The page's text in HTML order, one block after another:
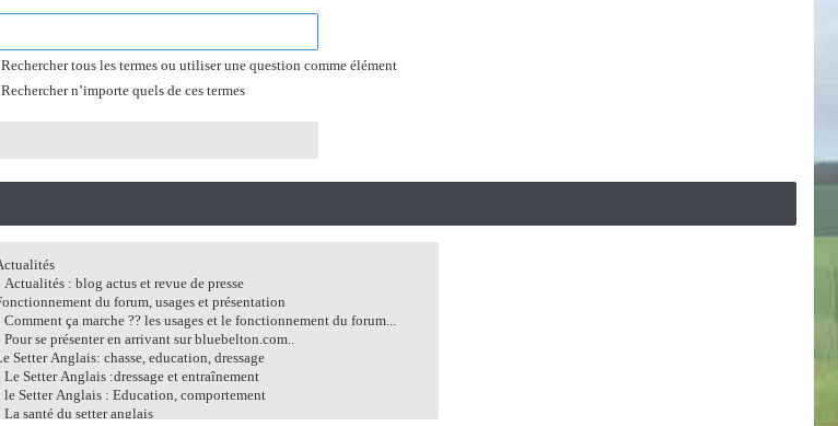
Rechercher tous les termes ou utiliser une question comme élément
Rechercher n’importe quels de ces termes